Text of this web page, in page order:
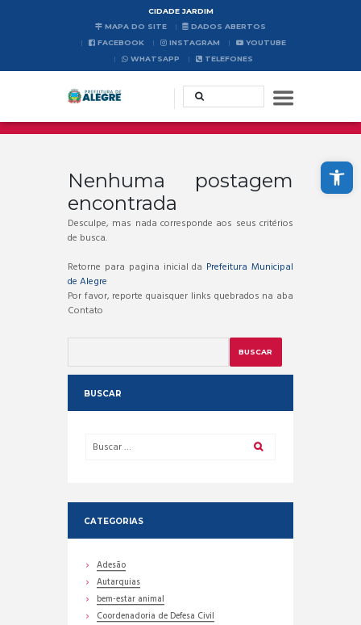
Abrir a barra de ferramentas
CIDADE JARDIM
MAPA DO SITE
DADOS ABERTOS
FACEBOOK
INSTAGRAM
YOUTUBE
WHATSAPP
TELEFONES
Nenhuma postagem
encontrada
Desculpe, mas nada corresponde aos seus critérios
de busca.
Retorne para pagina inicial da Prefeitura Municipal
de Alegre
Por favor, reporte quaisquer links quebrados na aba
Contato
BUSCAR
CATEGORIAS
Adesão
Autarquias
bem-estar animal
Coordenadoria de Defesa Civil